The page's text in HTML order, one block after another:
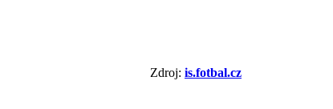
Zdroj: is.fotbal.cz